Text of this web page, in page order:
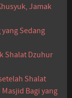
Jamak
Sedang
Shalat Dzuhur
Shalat
Bagi yang